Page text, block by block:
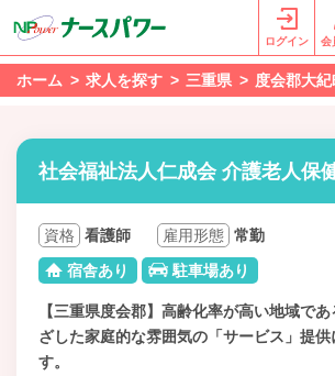
ログイン 会
ホーム 求人を探す 三重県 度会郡大紀
社会福祉法人仁成会 介護老人
資格 看護師 雇用形態 常勤
宿舎あり
駐車場あり
【三重県度会郡】高齢化率が高い地域で
ざした家庭的な雰囲気の「サービス」提供
す。